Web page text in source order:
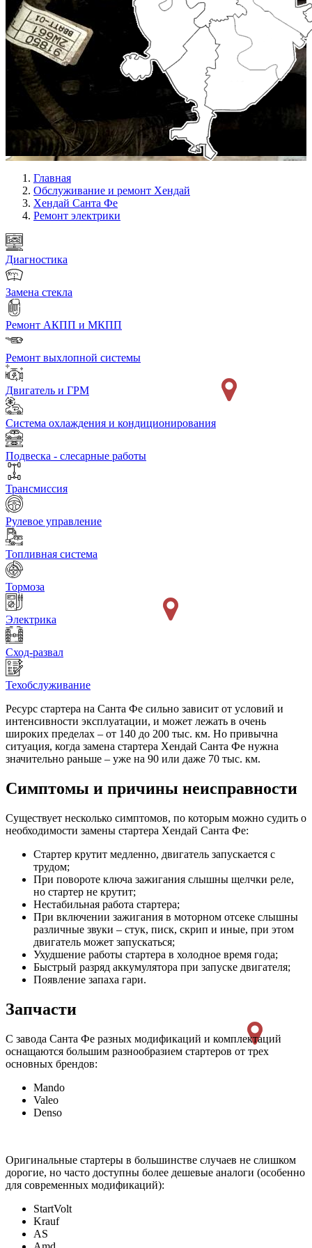
Главная
Обслуживание и ремонт Хендай
Хендай Санта Фе
Ремонт электрики
Диагностика
Замена стекла
Ремонт АКПП и МКПП
Ремонт выхлопной системы
Двигатель и ГРМ
Система охлаждения и кондиционирования
Подвеска - слесарные работы
Трансмиссия
Рулевое управление
Топливная система
Тормоза
Электрика
Сход-развал
Техобслуживание
Ресурс стартера на Санта Фе сильно зависит от условий и
интенсивности эксплуатации, и может лежать в очень
широких пределах – от 140 до 200 тыс. км. Но привычна
ситуация, когда замена стартера Хендай Санта Фе нужна
значительно раньше – уже на 90 или даже 70 тыс. км.
Симптомы и причины неисправности
Существует несколько симптомов, по которым можно судить о
необходимости замены стартера Хендай Санта Фе:
Стартер крутит медленно, двигатель запускается с
трудом;
При повороте ключа зажигания слышны щелчки реле,
но стартер не крутит;
Нестабильная работа стартера;
При включении зажигания в моторном отсеке слышны
различные звуки – стук, писк, скрип и иные, при этом
двигатель может запускаться;
Ухудшение работы стартера в холодное время года;
Быстрый разряд аккумулятора при запуске двигателя;
Появление запаха гари.
Запчасти
С завода Санта Фе разных модификаций и комплектаций
оснащаются большим разнообразием стартеров от трех
основных брендов:
Mando
Valeo
Denso
Оригинальные стартеры в большинстве случаев не слишком
дорогие, но часто доступны более дешевые аналоги (особенно
для современных модификаций):
StartVolt
Krauf
AS